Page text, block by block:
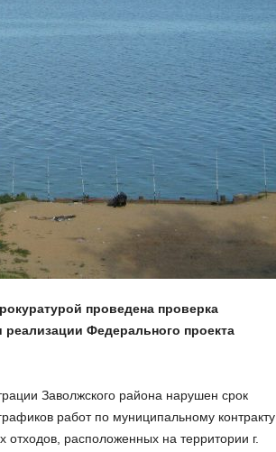
проведена проверка
реализации Федерального проекта
Заволжского района нарушен срок
работ по муниципальному контракту
расположенных на территории г.